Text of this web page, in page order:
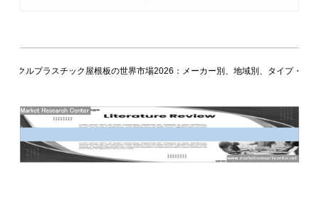
イクルプラスチック屋根板の世界市場2026：メーカー別、地域別、タイプ・用